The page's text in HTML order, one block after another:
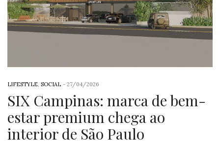
LIFESTYLE SOCIAL - 27/04/2026
SIX Campinas: marca de bem-
estar premium chega ao
interior de São Paulo